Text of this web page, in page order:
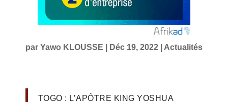
par Yawo KLOUSSE Déc 19, 2022| Actualités
TOGO : L’APÔTRE KING YOSHUA